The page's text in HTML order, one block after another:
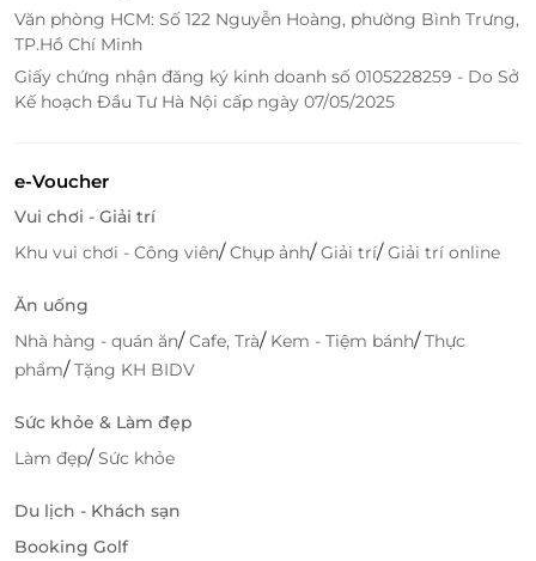
Tiện ích đẳng cấp – Tận hưởng trọn vẹn từng
Lưu trú tại Glenda Tower Mộc Châu Hotel 4 sao, du
khách không chỉ nghỉ ngơi trong không gian sang
trọng mà còn được tận hưởng chuỗi tiện ích đỉnh
cao hiếm có:
Bể bơi nước mặn bốn mùa đầu tiên và duy
mình trong làn nước ấm, chiêm ngưỡng khung
cảnh núi non hùng vĩ, để tâm hồn hòa vào thiên
Văn phòng HCM: Số 122 Nguyễn Hoàng, phường Bình Trưng,
TP.Hồ Chí Minh
Giấy chứng nhận đăng ký kinh doanh số 0105228259 - Do Sở
Kế hoạch Đầu Tư Hà Nội cấp ngày 07/05/2025
e-Voucher
Vui chơi - Giải trí
Khu vui chơi - Công viên/Chụp ảnh/Giải trí/Giải trí online
Ăn uống
Nhà hàng - quán ăn/Cafe, Trà/ Kem - Tiệm bánh/Thực
phẩm/Tặng KH BIDV
Sức khỏe & Làm đẹp
Làm đẹp/Sức khỏe
Du lịch - Khách sạn
Booking Golf